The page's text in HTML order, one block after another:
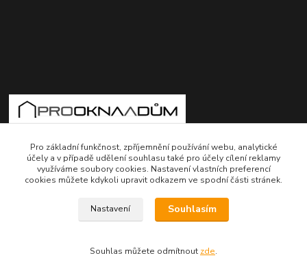
775724471, 773177017
10-18hod
info@prooknaadum.cz
Pro základní funkčnost, zpříjemnění používání webu, analytické
účely a v případě udělení souhlasu také pro účely cílení reklamy
využíváme soubory cookies. Nastavení vlastních preferencí
cookies můžete kdykoli upravit odkazem ve spodní části stránek.
Nastavení Souhlasím
Souhlas můžete odmítnout zde.